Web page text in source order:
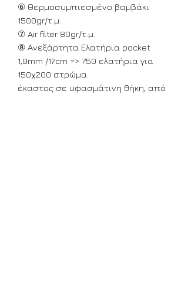
⑥ Θερμοσυμπιεσμένο βαμβάκι
1500gr/τ.μ.
⑦ Air filter 80gr/τ.μ.
⑧ Ανεξάρτητα Ελατήρια pocket
1,9mm /17cm => 750 ελατήρια για
150χ200 στρώμα
έκαστος σε υφασμάτινη θήκη, από